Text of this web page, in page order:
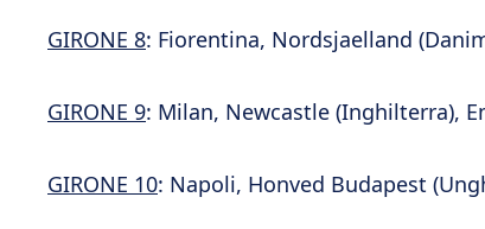
GIRONE 8: Fiorentina, Nordsjaelland
GIRONE 9: Milan, Newcastle (Inghilterra),
GIRONE 10: Napoli, Honved Budapest